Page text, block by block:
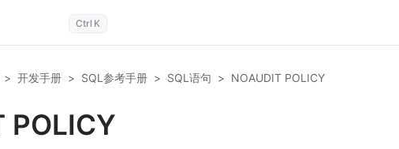
Ctrl K
> 开发手册 > SQL参考手册 > SQL语句 > NOAUDIT POLICY
POLICY